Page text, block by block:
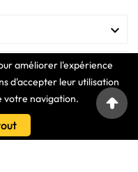
améliorer l'expérience
d'accepter leur utilisation
votre navigation.



